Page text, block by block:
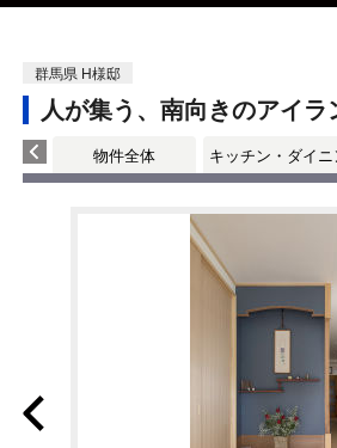
群馬県 H様邸
人が集う、南向きのアイ
物件全体 キッチン・ダイニ